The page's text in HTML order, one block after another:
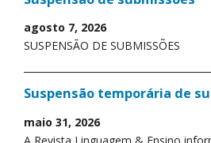
agosto 7, 2026
SUSPENSÃO DE SUBMISSÕES
Suspensão temporária de
maio 31, 2026